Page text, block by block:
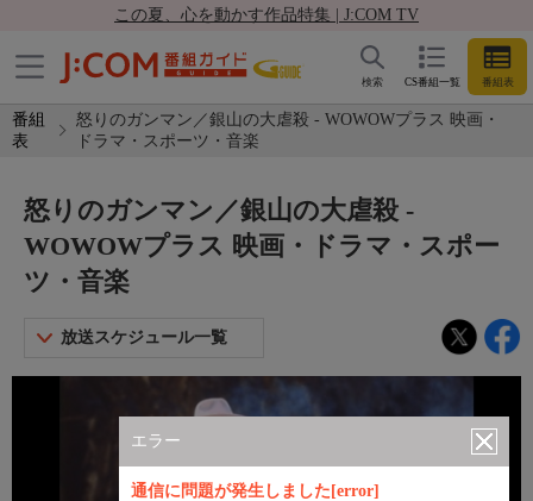
この夏、心を動かす作品特集 | J:COM TV
CS番組一覧 番組表
検索
番組
表
怒りのガンマン／銀山の大虐殺 - WOWOWプラス 映画・
ドラマ・スポーツ・音楽
エラー
通信に問題が発生しました[error]
怒りのガンマン／銀山の大虐殺 -
WOWOWプラス 映画・ドラマ・スポー
ツ・音楽
放送スケジュール一覧